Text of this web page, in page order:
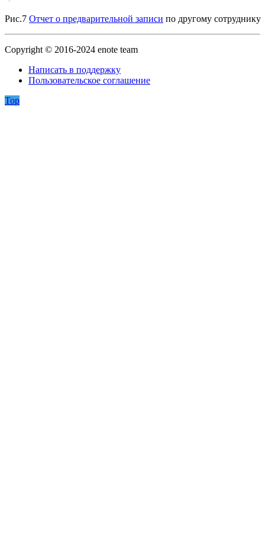
Рис.7 Отчет о предварительной записи по другому сотруднику
Copyright © 2016-2024 enote team
Написать в поддержку
Пользовательское соглашение
Top